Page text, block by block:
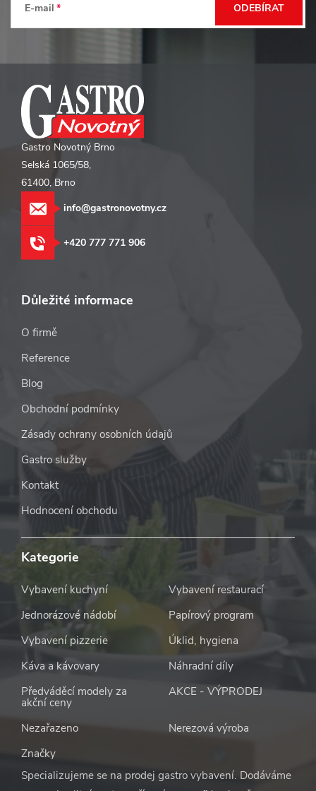
E-mail ODEBÍRAT
Gastro Novotný Brno
Selská 1065/58,
61400, Brno
info@gastronovotny.cz
+420 777 771 906
Důležité informace
O firmě
Reference
Blog
Obchodní podmínky
Zásady ochrany osobních údajů
Gastro služby
Kontakt
Hodnocení obchodu
Kategorie
Vybavení kuchyní
Vybavení restaurací
Jednorázové nádobí
Papírový program
Vybavení pizzerie
Úklid, hygiena
Káva a kávovary
Náhradní díly
Předváděcí modely za
akční ceny
AKCE - VÝPRODEJ
Nezařazeno
Nerezová výroba
Značky
Specializujeme se na prodej gastro vybavení. Dodáváme